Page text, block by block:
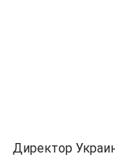
Директор